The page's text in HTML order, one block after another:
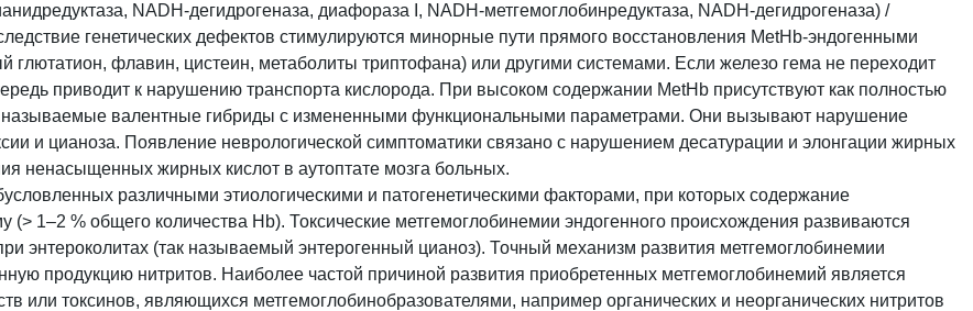
NADH-дегидрогеназа, диафораза I, NADH-метгемоглобинредуктаза, NADH-дегидрогеназа) /
генетических дефектов стимулируются минорные пути прямого восстановления MetHb-эндогенными
глютатион, флавин, цистеин, метаболиты триптофана) или другими системами. Если железо гема не переходит
приводит к нарушению транспорта кислорода. При высоком содержании MetHb присутствуют как полностью
называемые валентные гибриды с измененными функциональными параметрами. Они вызывают нарушение
и цианоза. Появление неврологической симптоматики связано с нарушением десатурации и элонгации жирных
ненасыщенных жирных кислот в аутоптате мозга больных.
различными этиологическими и патогенетическими факторами, при которых содержание
(> 1–2 % общего количества Hb). Токсические метгемоглобинемии эндогенного происхождения развиваются
энтероколитах (так называемый энтерогенный цианоз). Точный механизм развития метгемоглобинемии
продукцию нитритов. Наиболее частой причиной развития приобретенных метгемоглобинемий является
или токсинов, являющихся метгемоглобинобразователями, например органических и неорганических нитритов